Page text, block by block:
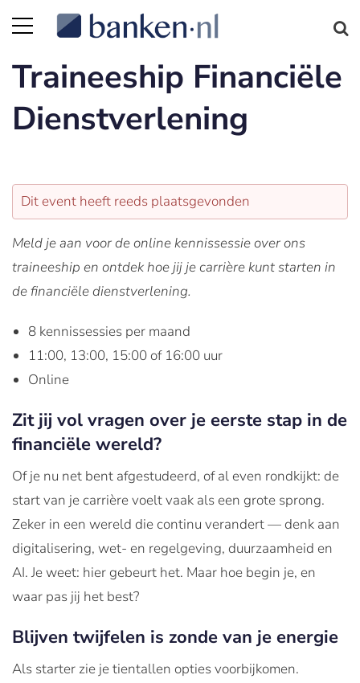
Traineeship Financiële
Dienstverlening
Dit event heeft reeds plaatsgevonden
Meld je aan voor de online kennissessie over ons
traineeship en ontdek hoe jij je carrière kunt starten in
de financiële dienstverlening.
8 kennissessies per maand
11:00, 13:00, 15:00 of 16:00 uur
Online
Zit jij vol vragen over je eerste stap in de
financiële wereld?
Of je nu net bent afgestudeerd, of al even rondkijkt: de
startvan jecarrièrevoeltvaak als een grote sprong.
Zeker in een wereld diecontinu verandert—denk aan
digitalisering, wet- en regelgeving, duurzaamheid en
AI. Jeweet: hiergebeurt het. Maar hoe begin je, en
waar pas jij het best?
Blijven twijfelen is zonde van je energie
Als starter zie jetientallen optiesvoorbijkomen.